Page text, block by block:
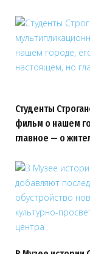
Студенты
фильм о нашем
главное — о